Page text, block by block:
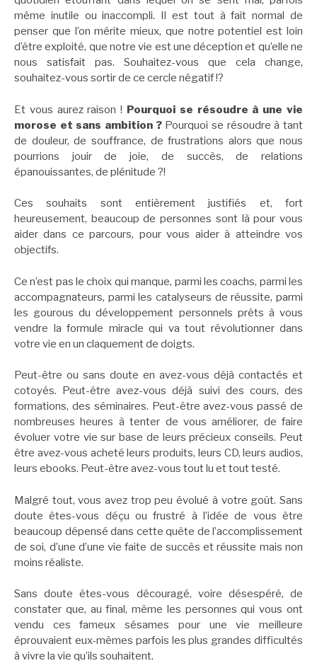
même inutile ou inaccompli. Il est tout à fait normal de
penser que l’on mérite mieux, que notre potentiel est loin
d’être exploité, que notre vie est une déception et qu’elle ne
nous satisfait pas. Souhaitez-vous que cela change,
souhaitez-vous sortir de ce cercle négatif !?
Et vous aurez raison ! Pourquoi se résoudre à une vie
morose et sans ambition ?Pourquoi se résoudre à tant
de douleur, de souffrance, de frustrations alors que nous
pourrions jouir de joie, de succès, de relations
épanouissantes, de plénitude ?!
Ces souhaits sont entièrement justifiés et, fort
heureusement, beaucoup de personnes sont là pour vous
aider dans ce parcours, pour vous aider à atteindre vos
objectifs.
Ce n’est pas le choix qui manque, parmi les coachs, parmi les
accompagnateurs, parmi les catalyseurs de réussite, parmi
les gourous du développement personnels prêts à vous
vendre la formule miracle qui va tout révolutionner dans
votre vie en un claquement de doigts.
Peut-être ou sans doute en avez-vous déjà contactés et
cotoyés. Peut-être avez-vous déjà suivi des cours, des
formations, des séminaires. Peut-être avez-vous passé de
nombreuses heures à tenter de vous améliorer, de faire
évoluer votre vie sur base de leurs précieux conseils. Peut
être avez-vous acheté leurs produits, leurs CD, leurs audios,
leurs ebooks. Peut-être avez-vous tout lu et tout testé.
Malgré tout, vous avez trop peu évolué à votre goût. Sans
doute êtes-vous déçu ou frustré à l’idée de vous être
beaucoup dépensé dans cette quête de l’accomplissement
de soi, d’une d’une vie faite de succès et réussite mais non
moins réaliste.
Sans doute êtes-vous découragé, voire désespéré, de
constater que, au final, même les personnes qui vous ont
vendu ces fameux sésames pour une vie meilleure
éprouvaient eux-mêmes parfois les plus grandes difficultés
à vivre la vie qu’ils souhaitent.